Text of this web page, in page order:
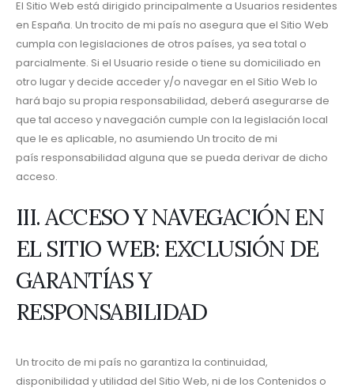
El Sitio Web está dirigido principalmente a Usuarios residentes
en España. Un trocito de mi país no asegura que el Sitio Web
cumpla con legislaciones de otros países, ya sea total o
parcialmente. Si el Usuario reside o tiene su domiciliado en
otro lugar y decide acceder y/o navegar en el Sitio Web lo
hará bajo su propia responsabilidad, deberá asegurarse de
que tal acceso y navegación cumple con la legislación local
que le es aplicable, no asumiendo Un trocito de mi
país responsabilidad alguna que se pueda derivar de dicho
acceso.
III. ACCESO Y NAVEGACIÓN EN
EL SITIO WEB: EXCLUSIÓN DE
GARANTÍAS Y
RESPONSABILIDAD
Un trocito de mi país no garantiza la continuidad,
disponibilidad y utilidad del Sitio Web, ni de los Contenidos o